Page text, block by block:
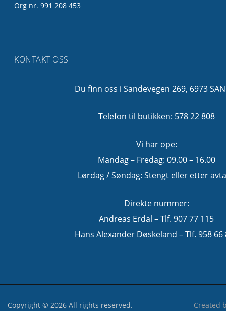
Org nr. 991 208 453
KONTAKT OSS
Du finn oss i Sandevegen 269, 6973
Telefon til butikken: 578 22 808
Vi har ope:
Mandag – Fredag: 09.00 – 16.00
Lørdag / Søndag: Stengt eller etter
Direkte nummer:
Andreas Erdal – Tlf. 907 77 115
Hans Alexander Døskeland – Tlf. 958 66
Copyright © 2026 All rights reserved. Created